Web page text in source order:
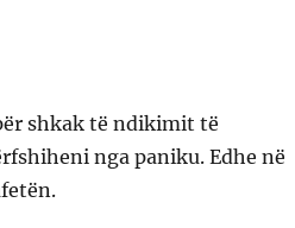
shkak të ndikimit të
nga paniku. Edhe në